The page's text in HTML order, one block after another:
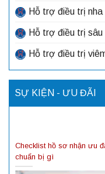
Hỗ trợ điều trị nha
Hỗ trợ điều trị sâu
Hỗ trợ điều trị
SỰ KIỆN - ƯU ĐÃI
Checklist hồ sơ nhận ưu
chuẩn bị gì